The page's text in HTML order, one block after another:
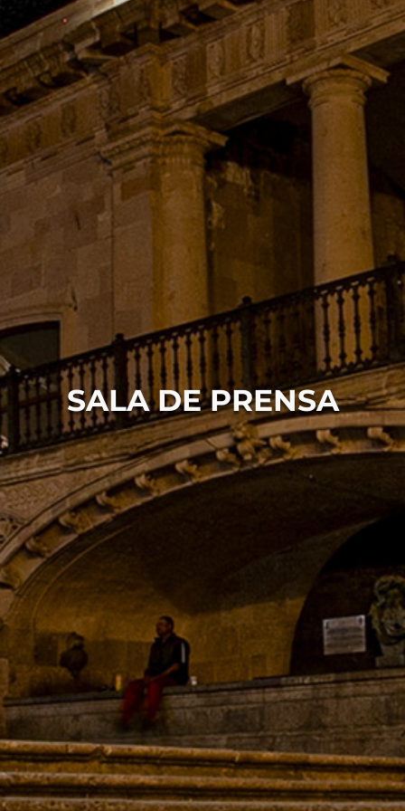
MOBI
Conoce Zacatecas
Proceso Electoral Poder Judicial
SALA DE PRENSA